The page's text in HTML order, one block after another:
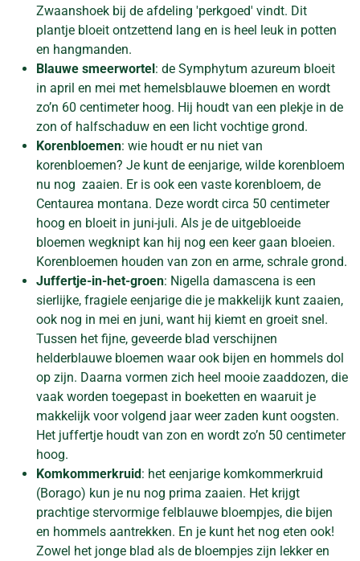
Zwaanshoek bij de afdeling 'perkgoed' vindt. Dit
plantje bloeit ontzettend lang en is heel leuk in potten
en hangmanden.
Blauwe smeerwortel: de Symphytum azureum bloeit
in april en mei met hemelsblauwe bloemen en wordt
zo’n 60 centimeter hoog. Hij houdt van een plekje in de
zon of halfschaduw en een licht vochtige grond.
Korenbloemen: wie houdt er nu niet van
korenbloemen? Je kunt de eenjarige, wilde korenbloem
nu nog zaaien. Er is ook een vaste korenbloem, de
Centaurea montana. Deze wordt circa 50 centimeter
hoog en bloeit in juni-juli. Als je de uitgebloeide
bloemen wegknipt kan hij nog een keer gaan bloeien.
Korenbloemen houden van zon en arme, schrale grond.
Juffertje-in-het-groen: Nigella damascena is een
sierlijke, fragiele eenjarige die je makkelijk kunt zaaien,
ook nog in mei en juni, want hij kiemt en groeit snel.
Tussen het fijne, geveerde blad verschijnen
helderblauwe bloemen waar ook bijen en hommels dol
op zijn. Daarna vormen zich heel mooie zaaddozen, die
vaak worden toegepast in boeketten en waaruit je
makkelijk voor volgend jaar weer zaden kunt oogsten.
Het juffertje houdt van zon en wordt zo’n 50 centimeter
hoog.
Komkommerkruid: het eenjarige komkommerkruid
(Borago) kun je nu nog prima zaaien. Het krijgt
prachtige stervormige felblauwe bloempjes, die bijen
en hommels aantrekken. En je kunt het nog eten ook!
Zowel het jonge blad als de bloempjes zijn lekker en